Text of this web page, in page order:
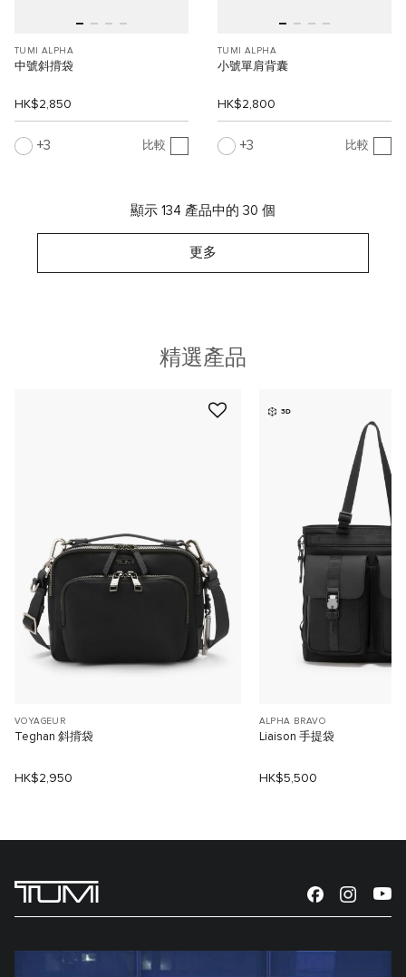
TUMI ALPHA
中號斜揹袋
HK$2,850
3 比較
TUMI ALPHA
小號單肩背囊
HK$2,800
3 比較
顯示 134 產品中的 30 個
更多
精選產品
VOYAGEUR
Teghan 斜揹袋
HK$2,950
3D
ALPHA BRAVO
Liaison 手提袋
HK$5,500